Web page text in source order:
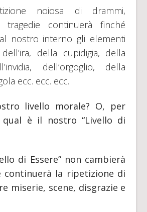
noiosa di drammi,
tragedie continuerà finché
nostro interno gli elementi
della cupidigia, della
dell’orgoglio, della
ecc. ecc. ecc.
livello morale? O, per
qual è il nostro “Livello di
di Essere” non cambierà
continuerà la ripetizione di
miserie, scene, disgrazie e